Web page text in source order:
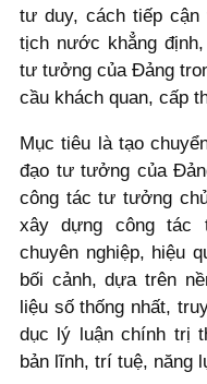
tư duy, cách tiếp cận
tịch nước khẳng
tư tưởng của Đảng
cầu khách quan, cấp
Mục tiêu là tạo
đạo tư tưởng của
công tác tư tưởng
xây dựng công tác
chuyên nghiệp, hiệu
bối cảnh, dựa trên
liệu số thống nhất,
dục lý luận chính trị
bản lĩnh, trí tuệ, năng